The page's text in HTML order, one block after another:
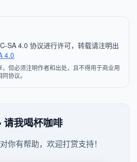
SA 4.0 协议进行许可，转载请注明出
4.0
但必须注明作者和出处，且不得用于商业用
协议。
请我喝杯咖啡
你有帮助，欢迎打赏支持！